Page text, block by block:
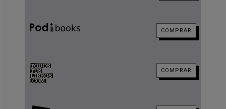
COMPRAR
COMPRAR